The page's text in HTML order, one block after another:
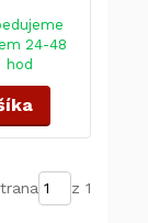
24-48
hod
z 1